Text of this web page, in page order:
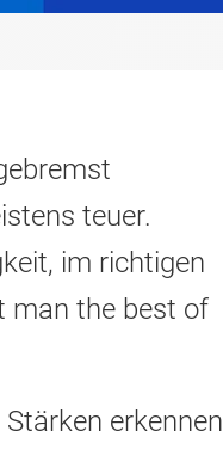
teuer.
im richtigen
man the best of
erkennen